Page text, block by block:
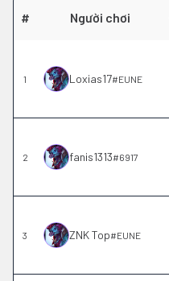
# Người chơi
1 Loxias17#EUNE
2 fanis1313#6917
3 ZNK Top#EUNE